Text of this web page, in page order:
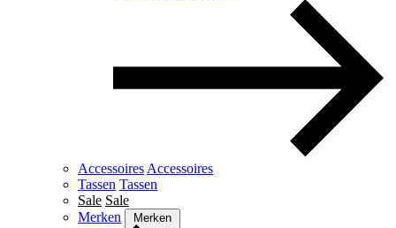
Accessoires Accessoires
Tassen Tassen
Sale Sale
Merken
Merken